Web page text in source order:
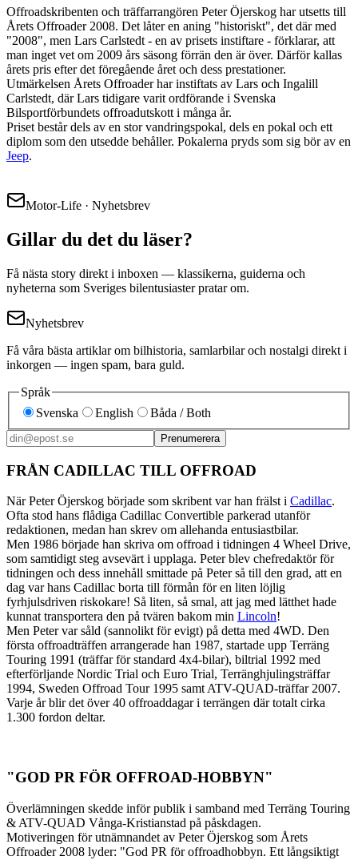
Offroadskribenten och träffarrangören Peter Öjerskog har utsetts till
Årets Offroader 2008. Det låter en aning "historiskt", det där med
"2008", men Lars Carlstedt - en av prisets instiftare - förklarar, att
man inget vet om 2009 års säsong förrän den är över. Därför kallas
årets pris efter det föregående året och dess prestationer.
Utmärkelsen Årets Offroader har instiftats av Lars och Ingalill
Carlstedt, där Lars tidigare varit ordförande i Svenska
Bilsportförbundets offroadutskott i många år.
Priset består dels av en stor vandringspokal, dels en pokal och ett
diplom som den utsedde behåller. Pokalerna pryds som sig bör av en
Jeep.
Motor-Life · Nyhetsbrev
Gillar du det du läser?
Få nästa story direkt i inboxen — klassikerna, guiderna och
nyheterna som Sveriges bilentusiaster pratar om.
Nyhetsbrev
Få våra bästa artiklar om bilhistoria, samlarbilar och nostalgi direkt i
inkorgen — ingen spam, bara guld.
Språk
Svenska
English Båda / Both
Prenumerera
FRÅN CADILLAC TILL OFFROAD
När Peter Öjerskog började som skribent var han frälst i Cadillac.
Ofta stod hans flådiga Cadillac Convertible parkerad utanför
redaktionen, medan han skrev om allehanda entusiastbilar.
Men 1986 började han skriva om offroad i tidningen 4 Wheel Drive,
som samtidigt steg avsevärt i upplaga. Peter blev chefredaktör för
tidningen och dess innehåll smittade på Peter så till den grad, att en
dag var hans Cadillac borta till förmån för en liten löjlig
fyrhjulsdriven riskokare! Så liten, så smal, att jag med lätthet hade
kunnat transportera den på tvären bakom min Lincoln!
Men Peter var såld (sannolikt för evigt) på detta med 4WD. Den
första offroadträffen arrangerade han 1987, startade upp Terräng
Touring 1991 (träffar för standard 4x4-bilar), biltrial 1992 med
efterförljande Nordic Trial och Euro Trial, Terränghjulingsträffar
1994, Sweden Offroad Tour 1995 samt ATV-QUAD-träffar 2007.
Varje år blir det över 40 offroaddagar i terrängen där totalt cirka
1.300 fordon deltar.
"GOD PR FÖR OFFROAD-HOBBYN"
Överlämningen skedde inför publik i samband med Terräng Touring
& ATV-QUAD Vånga-Kristianstad på påskdagen.
Motiveringen för utnämnandet av Peter Öjerskog som Årets
Offroader 2008 lyder: "God PR för offroadhobbyn. Ett långsiktigt